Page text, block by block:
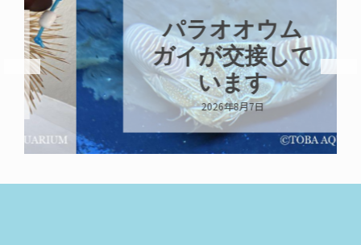
パラオオウム
ガイが交接して
います
2026年8月7日